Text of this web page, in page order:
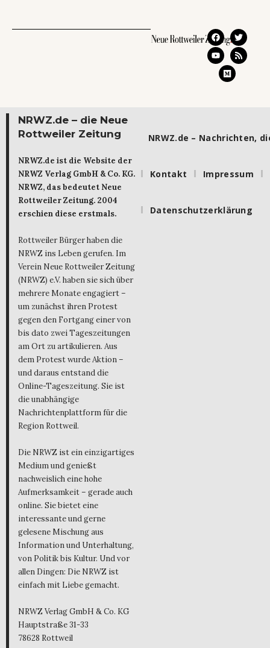
NRWZ.de – die Neue
Rottweiler Zeitung
NRWZ.de ist die Website der
NRWZ Verlag GmbH & Co. KG.
NRWZ, das bedeutet Neue
Rottweiler Zeitung. 2004
erschien diese erstmals.
Rottweiler Bürger haben die
NRWZ ins Leben gerufen. Im
Verein Neue Rottweiler Zeitung
(NRWZ) e.V. haben sie sich über
mehrere Monate engagiert –
um zunächst ihren Protest
gegen den Fortgang einer von
bis dato zwei Tageszeitungen
am Ort zu artikulieren. Aus
dem Protest wurde Aktion –
und daraus entstand die
Online-Tageszeitung. Sie ist
die unabhängige
Nachrichtenplattform für die
Region Rottweil.
Die NRWZ ist ein einzigartiges
Medium und genießt
nachweislich eine hohe
Aufmerksamkeit – gerade auch
online. Sie bietet eine
interessante und gerne
gelesene Mischung aus
Information und Unterhaltung,
von Politik bis Kultur. Und vor
allen Dingen: Die NRWZ ist
einfach mit Liebe gemacht.
NRWZ Verlag GmbH & Co. KG
Hauptstraße 31-33
78628 Rottweil
NRWZ.de – Nachrichten,
Kontakt Impressum
Datenschutzerklärung